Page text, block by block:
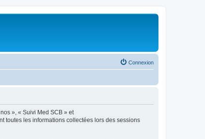
Connexion
», « Suivi Med SCB » et
toutes les informations collectées lors des sessions